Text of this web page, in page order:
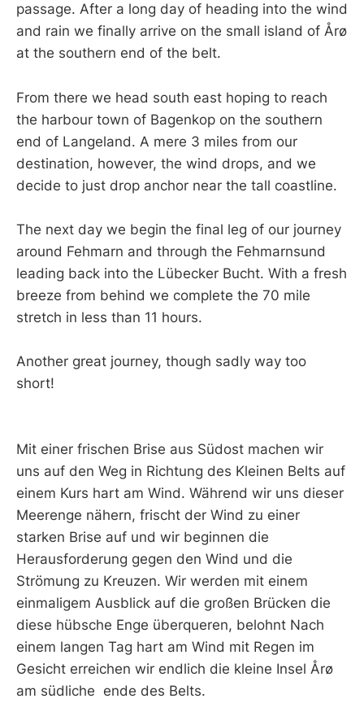
passage. After a long day of heading into the wind
and rain we finally arrive on the small island of Årø
at the southern end of the belt.
From there we head south east hoping to reach
the harbour town of Bagenkop on the southern
end of Langeland. A mere 3 miles from our
destination, however, the wind drops, and we
decide to just drop anchor near the tall coastline.
The next day we begin the final leg of our journey
around Fehmarn and through the Fehmarnsund
leading back into the Lübecker Bucht. With a fresh
breeze from behind we complete the 70 mile
stretch in less than 11 hours.
Another great journey, though sadly way too
short!
Mit einer frischen Brise aus Südost machen wir
uns auf den Weg in Richtung des Kleinen Belts auf
einem Kurs hart am Wind. Während wir uns dieser
Meerenge nähern, frischt der Wind zu einer
starken Brise auf und wir beginnen die
Herausforderung gegen den Wind und die
Strömung zu Kreuzen. Wir werden mit einem
einmaligem Ausblick auf die großen Brücken die
diese hübsche Enge überqueren, belohnt Nach
einem langen Tag hart am Wind mit Regen im
Gesicht erreichen wir endlich die kleine Insel Årø
am südliche ende des Belts.